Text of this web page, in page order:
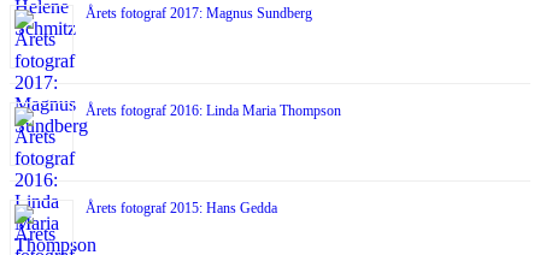
Årets fotograf 2017: Magnus Sundberg
Årets fotograf 2016: Linda Maria Thompson
Årets fotograf 2015: Hans Gedda